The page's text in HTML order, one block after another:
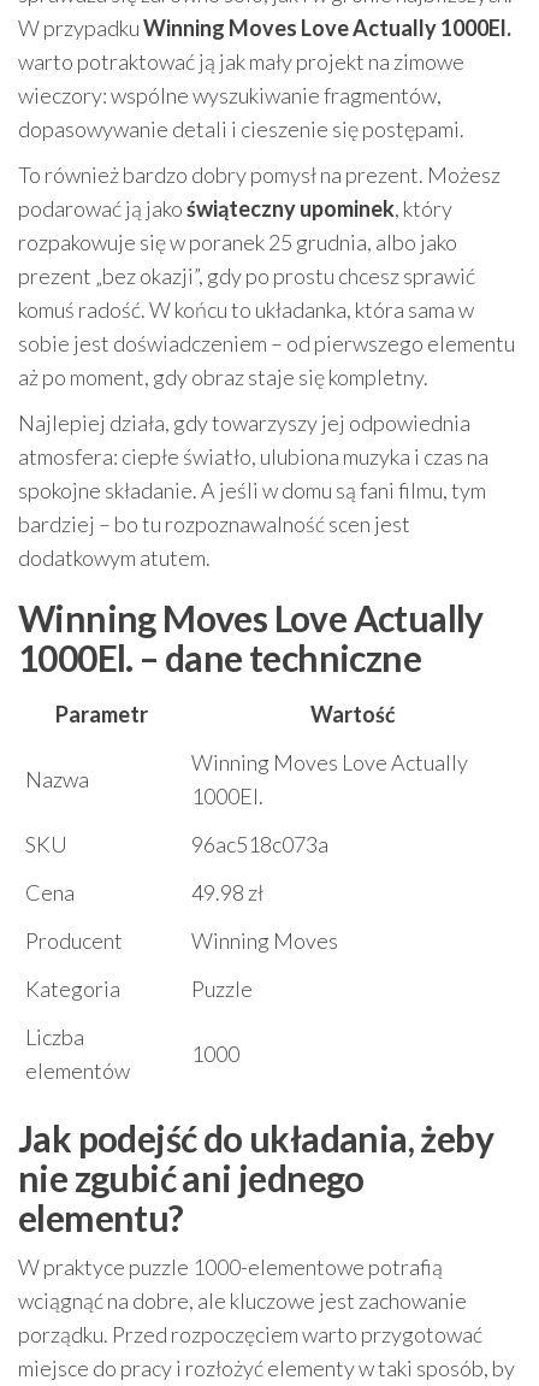
W przypadkuWinning Moves Love Actually 1000El.
warto potraktować ją jak mały projekt na zimowe
wieczory: wspólne wyszukiwanie fragmentów,
dopasowywanie detali i cieszenie się postępami.
To również bardzo dobry pomysł na prezent. Możesz
podarować ją jakoświąteczny upominek, który
rozpakowuje się w poranek 25 grudnia, albo jako
prezent „bez okazji”, gdy po prostu chcesz sprawić
komuś radość. W końcu to układanka, która sama w
sobie jest doświadczeniem – od pierwszego elementu
aż po moment, gdy obraz staje się kompletny.
Najlepiej działa, gdy towarzyszy jej odpowiednia
atmosfera: ciepłe światło, ulubiona muzyka i czas na
spokojne składanie. A jeśli w domu są fani filmu, tym
bardziej – bo tu rozpoznawalność scen jest
dodatkowym atutem.
Winning Moves Love Actually
1000El. – dane techniczne
Parametr Wartość
Nazwa
Winning Moves Love Actually
1000El.
SKU
96ac518c073a
Cena
49.98 zł
Producent
Winning Moves
Kategoria
Puzzle
Liczba
elementów
1000
Jak podejść do układania, żeby
nie zgubić ani jednego
elementu?
W praktyce puzzle 1000-elementowe potrafią
wciągnąć na dobre, ale kluczowe jest zachowanie
porządku. Przed rozpoczęciem warto przygotować
miejsce do pracy i rozłożyć elementy w taki sposób, by